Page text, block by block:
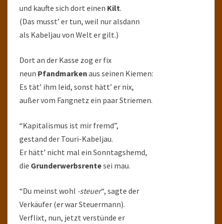
und kaufte sich dort einen Kilt.
(Das musst’ er tun, weil nur alsdann
als Kabeljau von Welt er gilt.)
Dort an der Kasse zog er fix
neun Pfandmarken aus seinen Kiemen:
Es tät’ ihm leid, sonst hätt’ er nix,
außer vom Fangnetz ein paar Striemen.
“Kapitalismus ist mir fremd”,
gestand der Touri-Kabeljau.
Er hätt’ nicht mal ein Sonntagshemd,
die Grunderwerbsrentesei mau.
“Du meinst wohl -steuer“, sagte der
Verkäufer (er war Steuermann).
Verflixt, nun, jetzt verstünde er